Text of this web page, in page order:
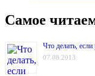
Самое
Что делать,
07.08.2013